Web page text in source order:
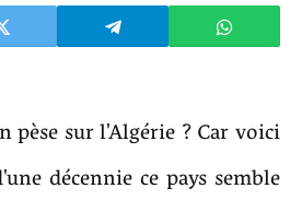
pèse sur l'Algérie ? Car voici
décennie ce pays semble